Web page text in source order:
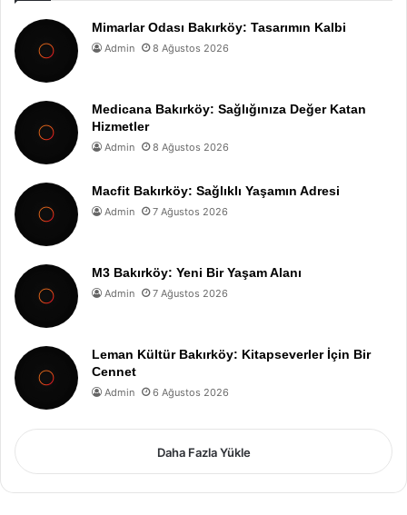
Mimarlar Odası Bakırköy: Tasarımın Kalbi
Admin 8 Ağustos 2026
Medicana Bakırköy: Sağlığınıza Değer Katan
Hizmetler
Admin 8 Ağustos 2026
Macfit Bakırköy: Sağlıklı Yaşamın Adresi
Admin 7 Ağustos 2026
M3 Bakırköy: Yeni Bir Yaşam Alanı
Admin 7 Ağustos 2026
Leman Kültür Bakırköy: Kitapseverler İçin Bir
Cennet
Admin 6 Ağustos 2026
Daha Fazla Yükle